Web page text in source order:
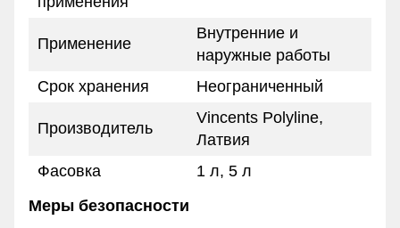
Применение
Внутренние и
наружные работы
Срок хранения
Неограниченный
Производитель
Vincents Polyline,
Латвия
Фасовка
1 л, 5 л
Меры безопасности